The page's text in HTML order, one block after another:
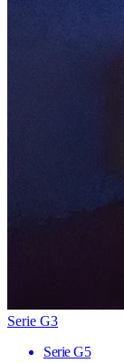
Serie G3
Serie G5